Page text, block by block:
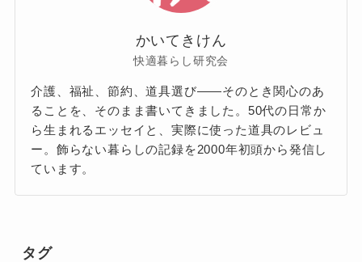
かいてきけん
快適暮らし研究会
介護、福祉、節約、道具選び——そのとき関心のあ
ることを、そのまま書いてきました。50代の日常か
ら生まれるエッセイと、実際に使った道具のレビュ
ー。飾らない暮らしの記録を2000年初頭から発信し
ています。
タグ